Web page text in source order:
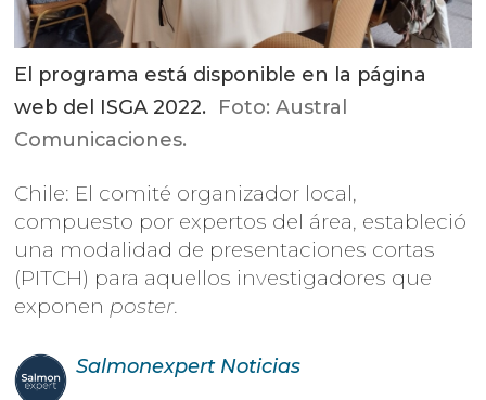
El programa está disponible en la página
web del ISGA 2022. Foto: Austral
Comunicaciones.
Chile: El comité organizador local,
compuesto por expertos del área, estableció
una modalidad de presentaciones cortas
(PITCH) para aquellos investigadores que
exponen poster.
Salmonexpert Noticias